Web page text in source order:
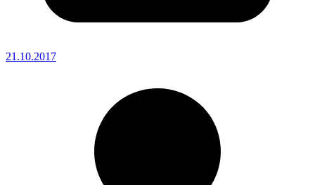
21.10.2017